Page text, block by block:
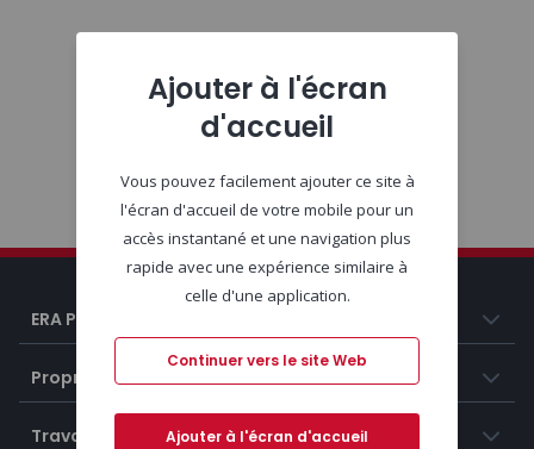
ERA Portugal
Propriétés
Travailler chez ERA
Ajouter à l'écran
d'accueil
Vous pouvez facilement ajouter ce site à
l'écran d'accueil de votre mobile pour un
accès instantané et une navigation plus
rapide avec une expérience similaire à
celle d'une application.
Continuer vers le site Web
Ajouter à l'écran d'accueil